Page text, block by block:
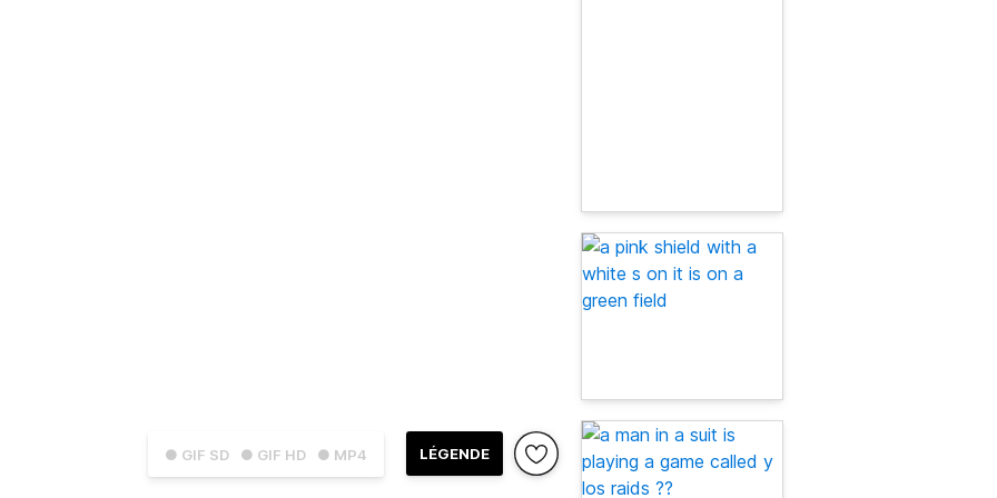
● GIF SD ● GIF HD ● MP4 LÉGENDE